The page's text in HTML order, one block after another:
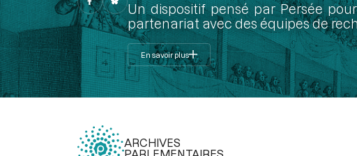
Un dispositif pensé par Persée
partenariat avec des équipes de
En savoir plus
ARCHIVES